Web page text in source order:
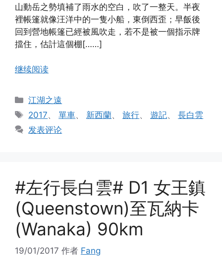
山動岳之勢填補了雨水的空白，吹了一整天。半夜
裡帳篷就像汪洋中的一隻小船，東倒西歪；早飯後
回到營地帳篷已經被風吹走，若不是被一個指示牌
擋住，估計這個棚[……]
继续阅读
分
类
江湖之遠
标
签
2017、單車、 新西蘭、旅行、遊記、長白雲
发表评论
#左行長白雲# D1 女王鎮
(Queenstown)至瓦納卡
(Wanaka) 90km
19/01/2017 作者 Fang